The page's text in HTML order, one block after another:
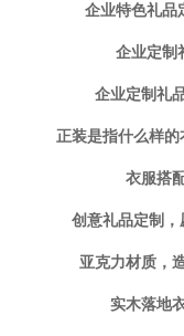
企业特色礼品
企业定制
企业定制礼
正装是指什么样
衣服搭
创意礼品定制
亚克力材质，
实木落地